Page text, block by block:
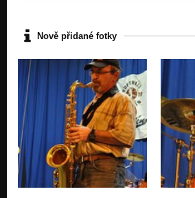
Nově přidané fotky